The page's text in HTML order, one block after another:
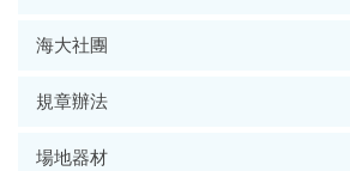
海大社團
規章辦法
場地器材